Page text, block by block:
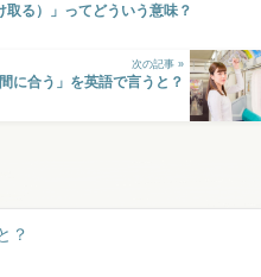
る）」ってどういう意味？
次の記事 »
間に合う」を英語で言うと？
？